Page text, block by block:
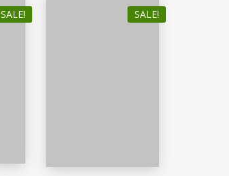
SALE! SALE!